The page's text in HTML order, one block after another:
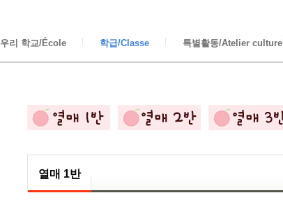
우리 학교/École 학급/Classe 특별활동/Atelier culturel
열매 1반